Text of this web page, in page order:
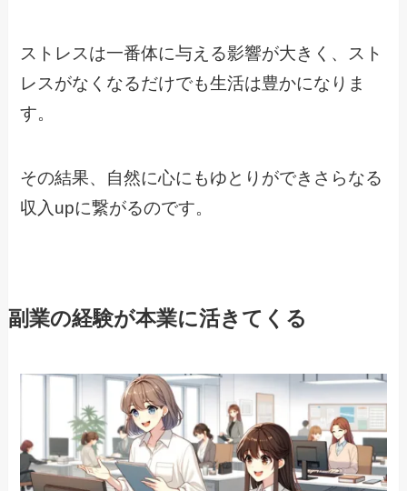
ストレスは一番体に与える影響が大きく、スト
レスがなくなるだけでも生活は豊かになりま
す。
その結果、自然に心にもゆとりができさらなる
収入upに繋がるのです。
副業の経験が本業に活きてくる